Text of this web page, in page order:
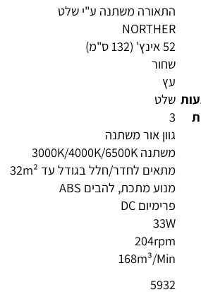
התאורה משתנה ע"י שלט
NORTHER
שחור
עץ
שלט
גוון אור משתנה
משתנה 3000K/4000K/6500K
מתאים לחדר/חלל בגודל עד 32m²
מנוע מתכת, להבים ABS
פרימיום DC
33W
204rpm
168m³/Min